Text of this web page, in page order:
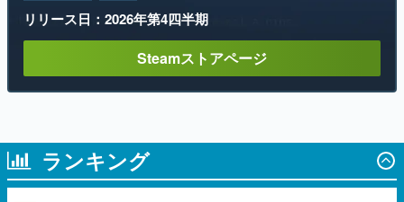
リリース日：2026年第4四半期
Steamストアページ
ランキング